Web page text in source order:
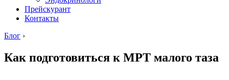
Прейскурант
Контакты
Блог ›
Как подготовиться к МРТ малого таза